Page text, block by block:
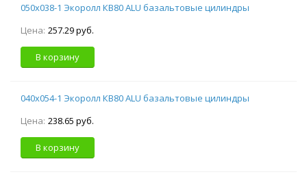
050х038-1 Экоролл КВ80 ALU базальтовые цилиндры
Цена: 257.29 руб.
В корзину
040х054-1 Экоролл КВ80 ALU базальтовые цилиндры
Цена: 238.65 руб.
В корзину